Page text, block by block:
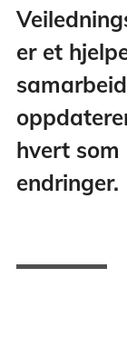
er et
hvert
endringer.